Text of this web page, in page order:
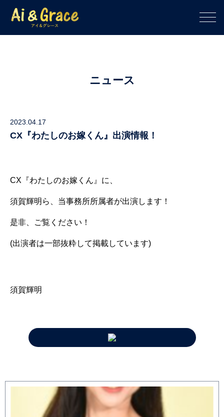
ニュース
2023.04.17
CX『わたしのお嫁くん』出演情報！
CX『わたしのお嫁くん』に、
須賀輝明ら、当事務所所属者が出演します！
是非、ご覧ください！
(出演者は一部抜粋して掲載しています)
須賀輝明